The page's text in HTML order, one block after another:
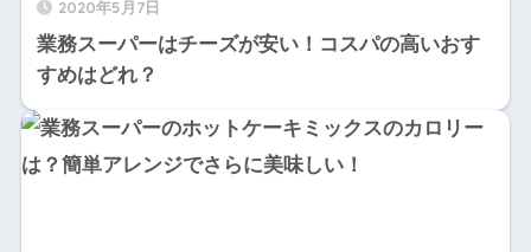
2020年5月7日
業務スーパーはチーズが安い！コスパの高いおす
すめはどれ？